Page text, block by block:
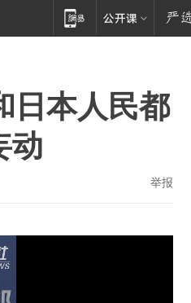
日本人民都
动
举报